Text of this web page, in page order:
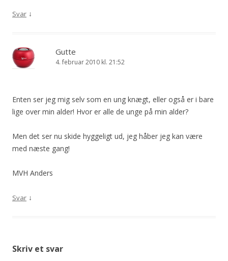
Svar ↓
Gutte
4. februar 2010 kl. 21:52
Enten ser jeg mig selv som en ung knægt, eller også er i bare
lige over min alder! Hvor er alle de unge på min alder?
Men det ser nu skide hyggeligt ud, jeg håber jeg kan være
med næste gang!
MVH Anders
Svar ↓
Skriv et svar